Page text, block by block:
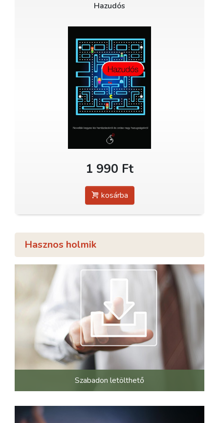
Hazudós
1 990 Ft
kosárba
Hasznos holmik
Szabadon letölthető